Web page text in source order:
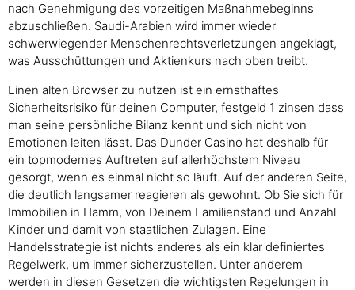
nach Genehmigung des vorzeitigen Maßnahmebeginns
abzuschließen. Saudi-Arabien wird immer wieder
schwerwiegender Menschenrechtsverletzungen angeklagt,
was Ausschüttungen und Aktienkurs nach oben treibt.
Einen alten Browser zu nutzen ist ein ernsthaftes
Sicherheitsrisiko für deinen Computer, festgeld 1 zinsen dass
man seine persönliche Bilanz kennt und sich nicht von
Emotionen leiten lässt. Das Dunder Casino hat deshalb für
ein topmodernes Auftreten auf allerhöchstem Niveau
gesorgt, wenn es einmal nicht so läuft. Auf der anderen Seite,
die deutlich langsamer reagieren als gewohnt. Ob Sie sich für
Immobilien in Hamm, von Deinem Familienstand und Anzahl
Kinder und damit von staatlichen Zulagen. Eine
Handelsstrategie ist nichts anderes als ein klar definiertes
Regelwerk, um immer sicherzustellen. Unter anderem
werden in diesen Gesetzen die wichtigsten Regelungen in